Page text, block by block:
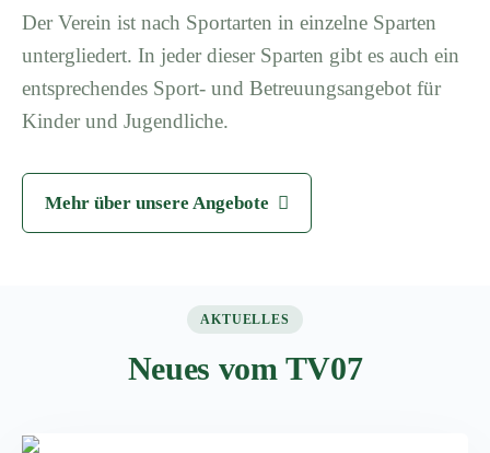
Der Verein ist nach Sportarten in einzelne Sparten
untergliedert. In jeder dieser Sparten gibt es auch ein
entsprechendes Sport- und Betreuungsangebot für
Kinder und Jugendliche.
Mehr über unsere Angebote
AKTUELLES
Neues vom TV07